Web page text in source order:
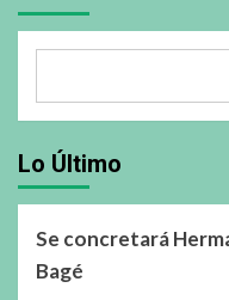
Lo Último
Se concretará
Bagé